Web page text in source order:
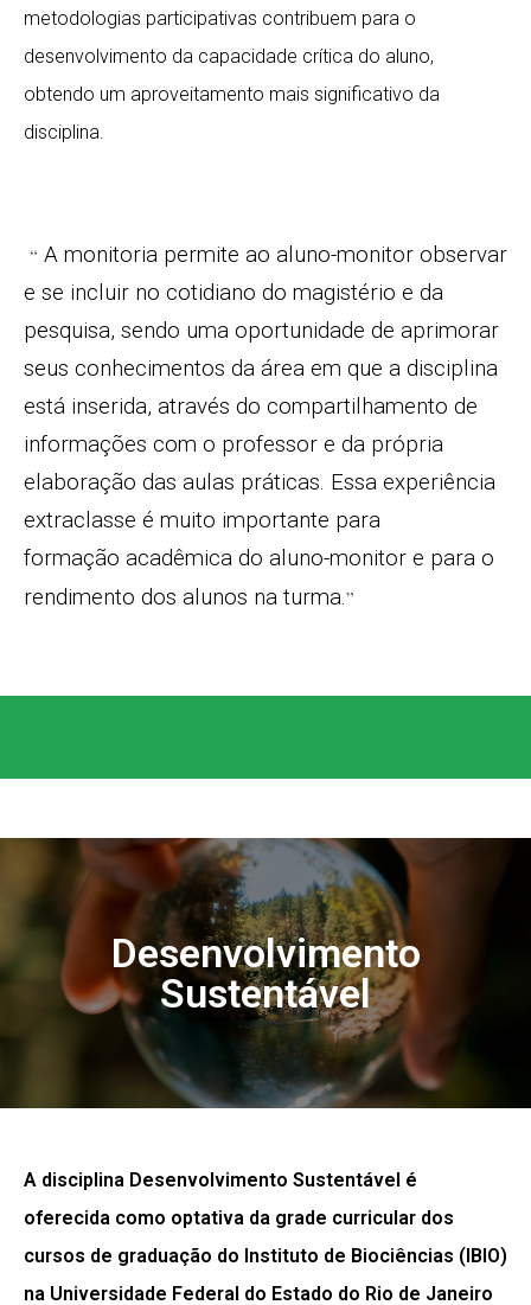
metodologias participativas contribuem para o
desenvolvimento da capacidade crítica do aluno,
obtendo um aproveitamento mais significativo da
disciplina.
“ A monitoria permite ao aluno-monitor observar
e se incluir no cotidiano do magistério e da
pesquisa, sendo uma oportunidade de aprimorar
seus conhecimentos da área em que a disciplina
está inserida, através do compartilhamento de
informações com o professor e da própria
elaboração das aulas práticas. Essa experiência
extraclasse é muito importante para
formação acadêmica do aluno-monitor e para o
rendimento dos alunos na turma.”
Desenvolvimento
Sustentável
A disciplina Desenvolvimento Sustentável é
oferecida como optativa da grade curricular dos
cursos de graduação do Instituto de Biociências (IBIO)
na Universidade Federal do Estado do Rio de Janeiro